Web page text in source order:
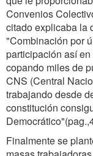
Convenios
citado explicaba la
"Combinación por
participación así
copando miles de
CNS (Central
trabajando desde
constitución
Finalmente se